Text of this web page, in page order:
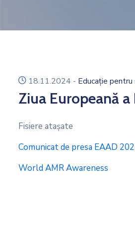
icon
18.11.2024 - Educație
Ziua Europeană
Fisiere ataşate
Comunicat de presa EAAD
World AMR Awareness